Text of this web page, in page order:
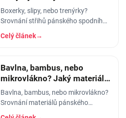
pánského prádla vybrat
Boxerky, slipy, nebo trenýrky?
Srovnání střihů pánského spodního
prádla - pohodlí, opora, pod jaké
kalhoty a na jakou příležitost se
Celý článek→
Bavlna, bambus, nebo
mikrovlákno? Jaký materiál
pánského prádla vybrat
Bavlna, bambus, nebo mikrovlákno?
Srovnání materiálů pánského
spodního prádla - prodyšnost,